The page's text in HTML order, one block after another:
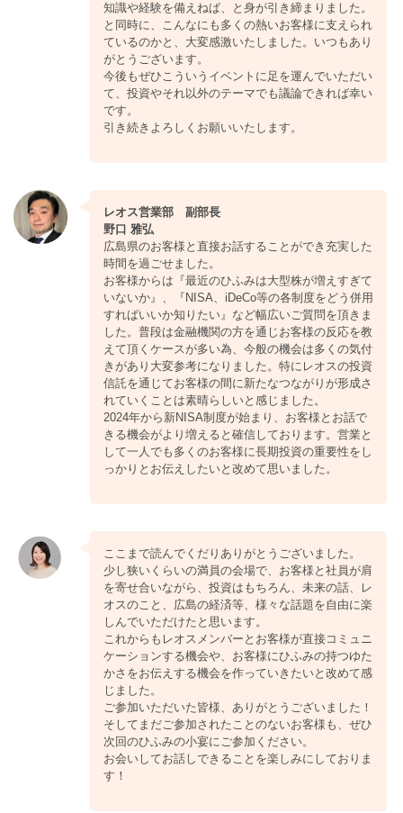
知識や経験を備えねば、と身が引き締まりました。
と同時に、こんなにも多くの熱いお客様に支えられ
ているのかと、大変感激いたしました。いつもあり
がとうございます。
今後もぜひこういうイベントに足を運んでいただい
て、投資やそれ以外のテーマでも議論できれば幸い
です。
引き続きよろしくお願いいたします。
レオス営業部 副部長
野口 雅弘
広島県のお客様と直接お話することができ充実した
時間を過ごせました。
お客様からは『最近のひふみは大型株が増えすぎて
いないか』、『NISA、iDeCo等の各制度をどう併用
すればいいか知りたい』など幅広いご質問を頂きま
した。普段は金融機関の方を通じお客様の反応を教
えて頂くケースが多い為、今般の機会は多くの気付
きがあり大変参考になりました。特にレオスの投資
信託を通じてお客様の間に新たなつながりが形成さ
れていくことは素晴らしいと感じました。
2024年から新NISA制度が始まり、お客様とお話で
きる機会がより増えると確信しております。営業と
して一人でも多くのお客様に長期投資の重要性をし
っかりとお伝えしたいと改めて思いました。
ここまで読んでくだりありがとうございました。
少し狭いくらいの満員の会場で、お客様と社員が肩
を寄せ合いながら、投資はもちろん、未来の話、レ
オスのこと、広島の経済等、様々な話題を自由に楽
しんでいただけたと思います。
これからもレオスメンバーとお客様が直接コミュニ
ケーションする機会や、お客様にひふみの持つゆた
かさをお伝えする機会を作っていきたいと改めて感
じました。
ご参加いただいた皆様、ありがとうございました！
そしてまだご参加されたことのないお客様も、ぜひ
次回のひふみの小宴にご参加ください。
お会いしてお話しできることを楽しみにしておりま
す！